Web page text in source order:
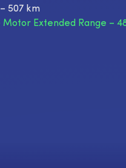
507 km
Motor Extended Range –